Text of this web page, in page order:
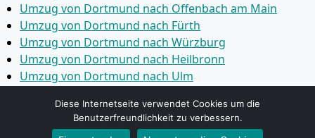
Umzug von Dortmund nach Offenbach am Main
Umzug von Dortmund nach Fürth
Umzug von Dortmund nach Würzburg
Umzug von Dortmund nach Heilbronn
Umzug von Dortmund nach Ulm
Umzug von Dortmund nach Wolfsburg
Umzug von Dortmund nach Bottrop
Diese Internetseite verwendet Cookies um die
Benutzerfreundlichkeit zu verbessern.